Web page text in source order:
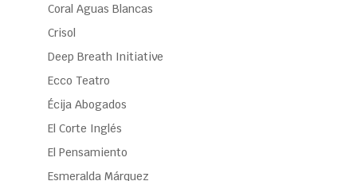
Coral Aguas Blancas
Crisol
Deep Breath Initiative
Ecco Teatro
Écija Abogados
El Corte Inglés
El Pensamiento
Esmeralda Márquez